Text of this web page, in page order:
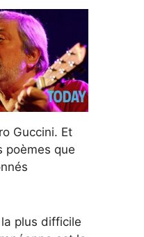
Guccini. Et
poèmes que